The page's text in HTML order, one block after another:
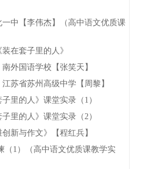
中【李伟杰】（高中语文优质课
在套子里的人》
外国语学校【张笑天】
苏省苏州高级中学【周黎】
里的人》课堂实录（1）
里的人》课堂实录（2）
新与作文》【程红兵】
（1）（高中语文优质课教学实